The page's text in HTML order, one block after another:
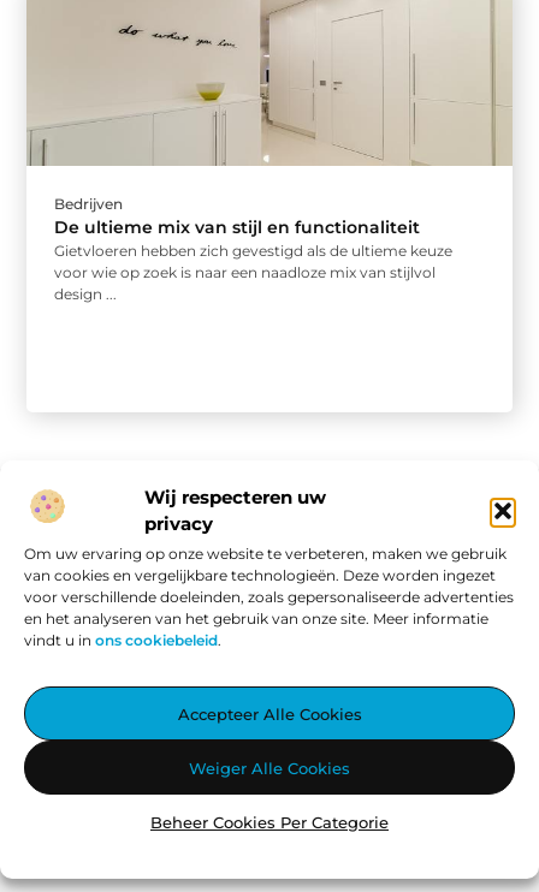
Wij respecteren uw
privacy
Om uw ervaring op onze website te verbeteren, maken we gebruik
van cookies en vergelijkbare technologieën. Deze worden ingezet
voor verschillende doeleinden, zoals gepersonaliseerde advertenties
en het analyseren van het gebruik van onze site. Meer informatie
vindt u in ons cookiebeleid.
Accepteer Alle Cookies
Weiger Alle Cookies
Beheer Cookies Per Categorie
Bedrijven
De ultieme mix van stijl en functionaliteit
Gietvloeren hebben zich gevestigd als de ultieme keuze
voor wie op zoek is naar een naadloze mix van stijlvol
design ...
Aggiez.nl – Altijd Iets Interessants te Lezen.
Ontdek een wereld vol inspirerende blogs en artikelen, zorgvuldig
geselecteerd om jouw dag te verrijken.
Onze informatie